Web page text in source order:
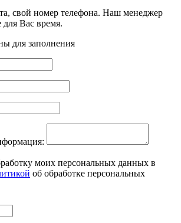
свой номер телефона. Наш менеджер
для Вас время.
для заполнения
моих персональных данных в
об обработке персональных